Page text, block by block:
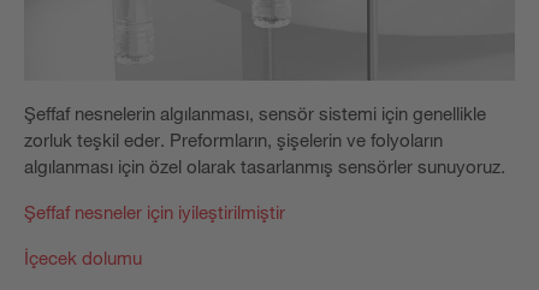
Şeffaf nesnelerin algılanması, sensör sistemi için genellikle
zorluk teşkil eder. Preformların, şişelerin ve folyoların
algılanması için özel olarak tasarlanmış sensörler sunuyoruz.
Şeffaf nesneler için iyileştirilmiştir
İçecek dolumu